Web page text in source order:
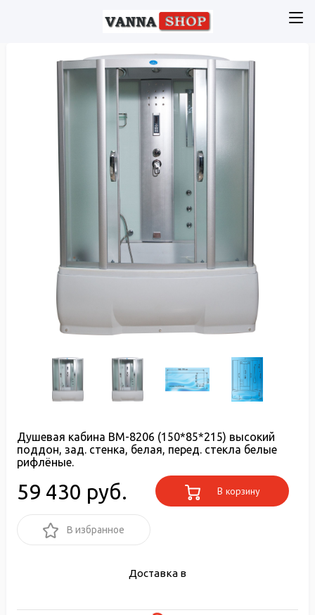
Душевая кабина ВМ-8206 (150*85*215) высокий
поддон, зад. стенка, белая, перед. стекла белые
рифлёные.
59 430 руб. В корзину
В избранное
Доставка в